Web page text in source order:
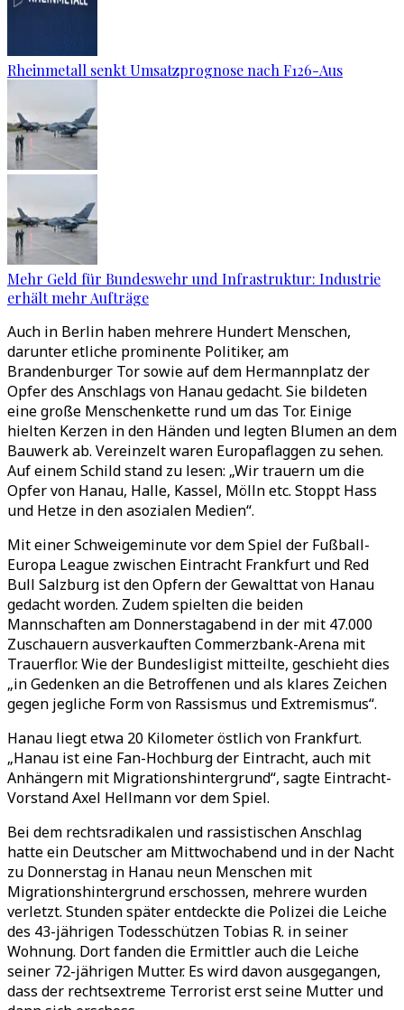
Rheinmetall senkt Umsatzprognose nach F126-Aus
Mehr Geld für Bundeswehr und Infrastruktur: Industrie
erhält mehr Aufträge
Auch in Berlin haben mehrere Hundert Menschen,
darunter etliche prominente Politiker, am
Brandenburger Tor sowie auf dem Hermannplatz der
Opfer des Anschlags von Hanau gedacht. Sie bildeten
eine große Menschenkette rund um das Tor. Einige
hielten Kerzen in den Händen und legten Blumen an dem
Bauwerk ab. Vereinzelt waren Europaflaggen zu sehen.
Auf einem Schild stand zu lesen: „Wir trauern um die
Opfer von Hanau, Halle, Kassel, Mölln etc. Stoppt Hass
und Hetze in den asozialen Medien“.
Mit einer Schweigeminute vor dem Spiel der Fußball-
Europa League zwischen Eintracht Frankfurt und Red
Bull Salzburg ist den Opfern der Gewalttat von Hanau
gedacht worden. Zudem spielten die beiden
Mannschaften am Donnerstagabend in der mit 47.000
Zuschauern ausverkauften Commerzbank-Arena mit
Trauerflor. Wie der Bundesligist mitteilte, geschieht dies
„in Gedenken an die Betroffenen und als klares Zeichen
gegen jegliche Form von Rassismus und Extremismus“.
Hanau liegt etwa 20 Kilometer östlich von Frankfurt.
„Hanau ist eine Fan-Hochburg der Eintracht, auch mit
Anhängern mit Migrationshintergrund“, sagte Eintracht-
Vorstand Axel Hellmann vor dem Spiel.
Bei dem rechtsradikalen und rassistischen Anschlag
hatte ein Deutscher am Mittwochabend und in der Nacht
zu Donnerstag in Hanau neun Menschen mit
Migrationshintergrund erschossen, mehrere wurden
verletzt. Stunden später entdeckte die Polizei die Leiche
des 43-jährigen Todesschützen Tobias R. in seiner
Wohnung. Dort fanden die Ermittler auch die Leiche
seiner 72-jährigen Mutter. Es wird davon ausgegangen,
dass der rechtsextreme Terrorist erst seine Mutter und